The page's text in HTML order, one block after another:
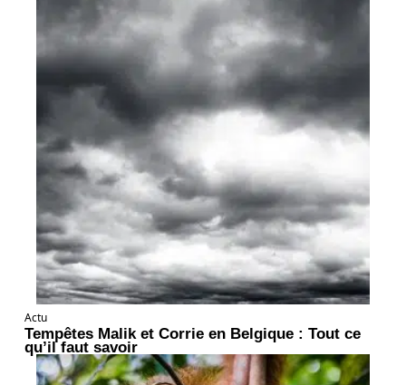
Actu
Tempêtes Malik et Corrie en Belgique : Tout ce
qu’il faut savoir